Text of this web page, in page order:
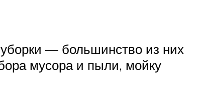
— большинство из них
мусора и пыли, мойку